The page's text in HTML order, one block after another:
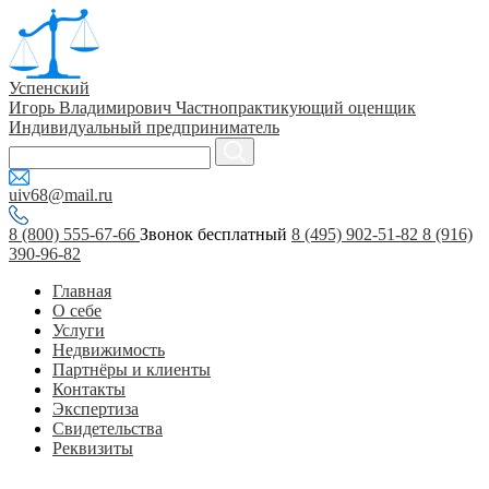
Успенский
Игорь Владимирович Частнопрактикующий оценщик
Индивидуальный предприниматель
uiv68@mail.ru
8 (800) 555-67-66 Звонок бесплатный 8 (495) 902-51-82 8 (916)
390-96-82
Главная
О себе
Услуги
Недвижимость
Партнёры и клиенты
Контакты
Экспертиза
Свидетельства
Реквизиты